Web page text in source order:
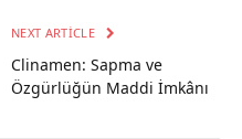
NEXT ARTICLE
Clinamen: Sapma ve
Özgürlüğün Maddi İmkânı